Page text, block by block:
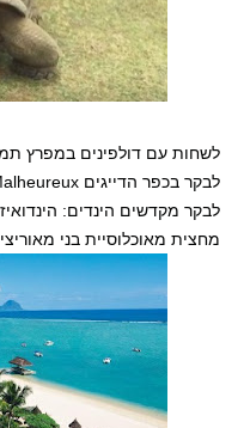
לשחות עם דולפינים במפרץ
לבקר בכפר הדייגים Cap Malheureux שבצפון האי.
לבקר מקדשים הינדים:
מחצית מאוכלוסיית בני